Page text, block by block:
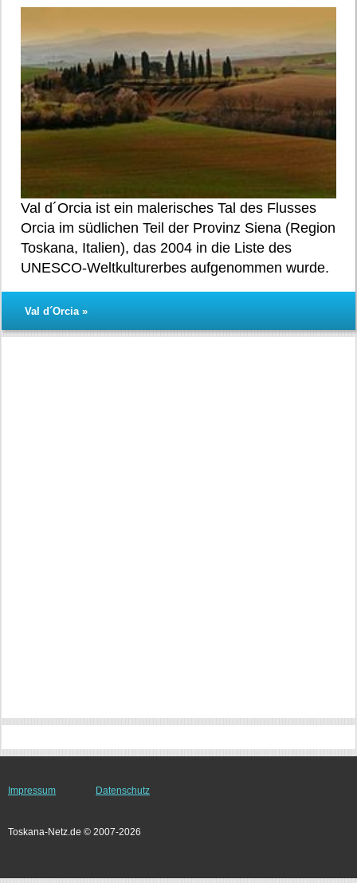
Val d´Orcia ist ein malerisches Tal des Flusses
Orcia im südlichen Teil der Provinz Siena (Region
Toskana, Italien), das 2004 in die Liste des
UNESCO-Weltkulturerbes aufgenommen wurde.
Val d´Orcia »
Impressum Datenschutz
Toskana-Netz.de © 2007-2026